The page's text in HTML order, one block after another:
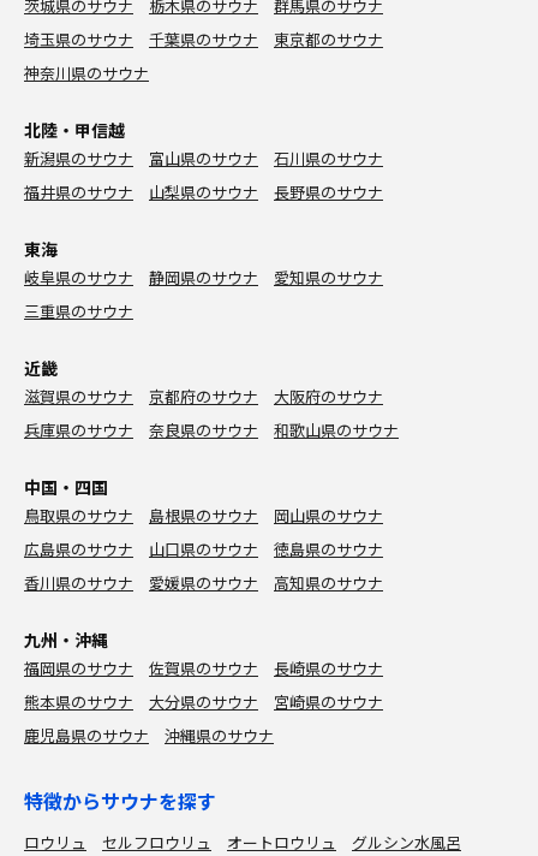
茨城県のサウナ 栃木県のサウナ
群馬県のサウナ
埼玉県のサウナ
千葉県のサウナ
東京都のサウナ
神奈川県のサウナ
北陸・甲信越
新潟県のサウナ 富山県のサウナ
石川県のサウナ
福井県のサウナ
山梨県のサウナ 長野県のサウナ
東海
岐阜県のサウナ 静岡県のサウナ
愛知県のサウナ
三重県のサウナ
近畿
滋賀県のサウナ 京都府のサウナ
大阪府のサウナ
兵庫県のサウナ
奈良県のサウナ 和歌山県のサウナ
中国・四国
鳥取県のサウナ 島根県のサウナ
岡山県のサウナ
広島県のサウナ
山口県のサウナ
徳島県のサウナ
香川県のサウナ
愛媛県のサウナ 高知県のサウナ
九州・沖縄
福岡県のサウナ 佐賀県のサウナ
長崎県のサウナ
熊本県のサウナ
大分県のサウナ
宮崎県のサウナ
鹿児島県のサウナ
沖縄県のサウナ
特徴からサウナを探す
ロウリュ セルフロウリュ オートロウリュ
グルシン水風呂